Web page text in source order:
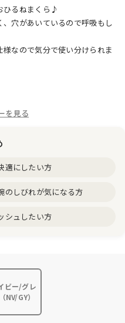
ひるねまくら♪
穴があいているので呼吸もし
なので気分で使い分けられま
を見る
適にしたい方
のしびれが気になる方
シュしたい方
ビー/グレ
NV/GY）